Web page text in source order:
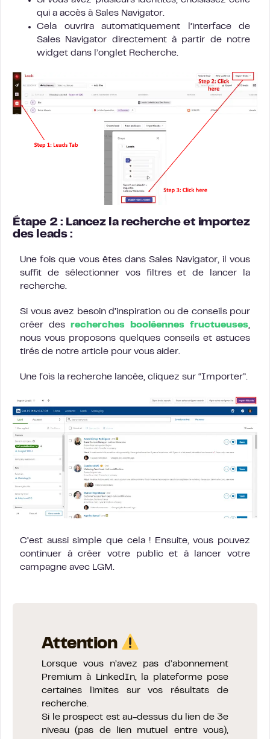
qui a accès à Sales Navigator.
Cela ouvrira automatiquement l’interface de
Sales Navigator directement à partir de notre
widget dans l’onglet Recherche.
Étape 2 : Lancez la recherche et importez
des leads :
Une fois que vous êtes dans Sales Navigator, il vous
suffit de sélectionner vos filtres et de lancer la
recherche.
Si vous avez besoin d’inspiration ou de conseils pour
créer des recherches booléennes fructueuses,
nous vous proposons quelques conseils et astuces
tirés de notre article pour vous aider.
Une fois la recherche lancée, cliquez sur “Importer”.
C’est aussi simple que cela ! Ensuite, vous pouvez
continuer à créer votre public et à lancer votre
campagne avec LGM.
Attention
Lorsque vous n’avez pas d’abonnement
Premium à LinkedIn, la plateforme pose
certaines limites sur vos résultats de
recherche.
Si le prospect est au-dessus du lien de 3e
niveau (pas de lien mutuel entre vous),